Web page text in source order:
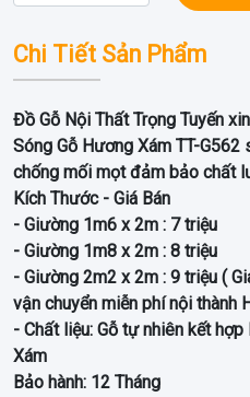
Chi Tiết Sản Phẩm
Đồ Gỗ Nội Thất Trọng Tuyến
Sóng Gỗ Hương Xám TT-
chống mối mọt đảm bảo chất
Kích Thước - Giá Bán
- Giường 1m6 x 2m : 7 triệu
- Giường 1m8 x 2m : 8 triệu
- Giường 2m2 x 2m : 9 triệu (
vận chuyển miễn phí nội thành
- Chất liệu: Gỗ tự nhiên kết
Xám
Bảo hành: 12 Tháng